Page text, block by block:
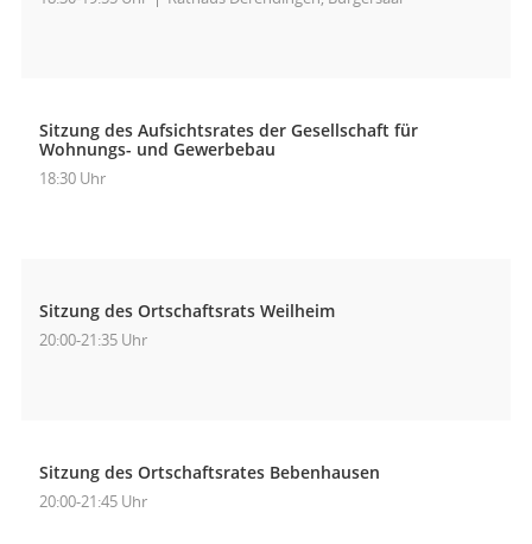
Sitzung des Aufsichtsrates der Gesellschaft für
Wohnungs- und Gewerbebau
18:30 Uhr
Sitzung des Ortschaftsrats Weilheim
20:00-21:35 Uhr
Sitzung des Ortschaftsrates Bebenhausen
20:00-21:45 Uhr